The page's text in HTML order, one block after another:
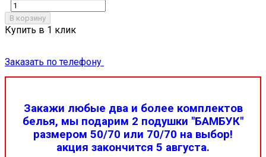
В корзину
Купить в 1 клик
Заказать по телефону
Закажи любые два и более комплектов
белья, мы подарим 2 подушки "БАМБУК"
размером 50/70 или 70/70 на выбор!
акция закончится 5 августа.